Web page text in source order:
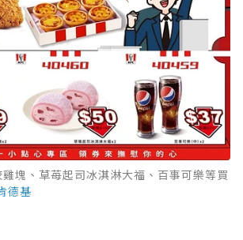
塊、草苺起司冰淇淋大福、百事可樂等買
德基